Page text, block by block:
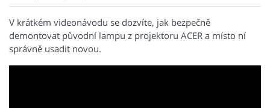
V krátkém videonávodu se dozvíte, jak bezpečně
demontovat původní lampu z projektoru ACER a místo ní
správně usadit novou.